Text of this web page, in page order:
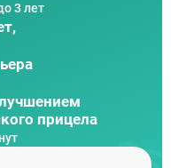
3 лет
прицела